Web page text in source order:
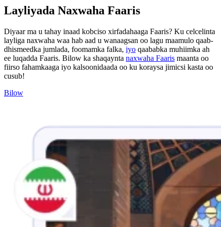
Layliyada Naxwaha Faaris
Diyaar ma u tahay inaad kobciso xirfadahaaga Faaris? Ku celcelinta
layliga naxwaha waa hab aad u wanaagsan oo lagu maamulo qaab-
dhismeedka jumlada, foomamka falka, iyo qaababka muhiimka ah
ee luqadda Faaris. Bilow ka shaqaynta naxwaha Faaris maanta oo
fiirso fahamkaaga iyo kalsoonidaada oo ku koraysa jimicsi kasta oo
cusub!
Bilow